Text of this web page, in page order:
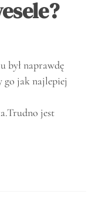
był naprawdę
go jak najlepiej
jest